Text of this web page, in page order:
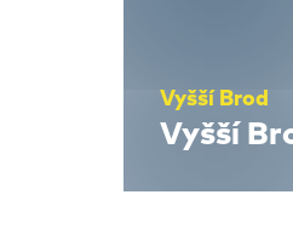
Vyšší Brod
Vyšší